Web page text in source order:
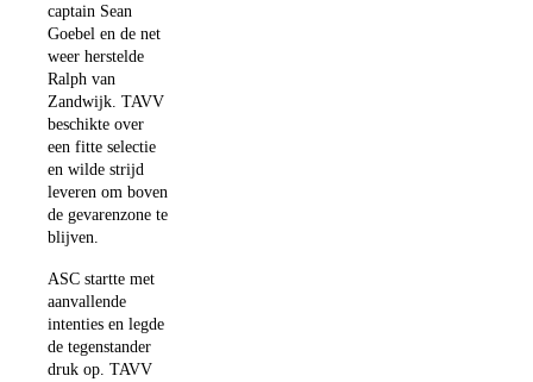
captain Sean
Goebel en de net
weer herstelde
Ralph van
Zandwijk. TAVV
beschikte over
een fitte selectie
en wilde strijd
leveren om boven
de gevarenzone te
blijven.
ASC startte met
aanvallende
intenties en legde
de tegenstander
druk op. TAVV